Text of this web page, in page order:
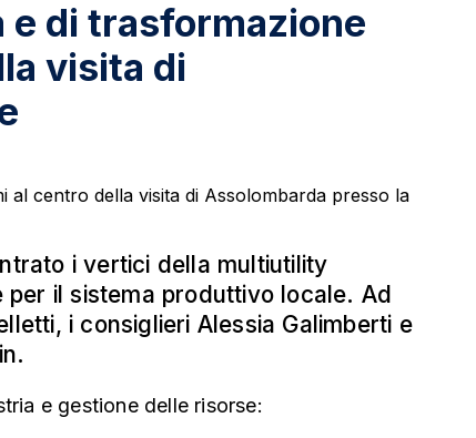
di trasformazione
visita di
i vertici della multiutility
il sistema produttivo locale. Ad
i consiglieri Alessia Galimberti e
e gestione delle risorse: